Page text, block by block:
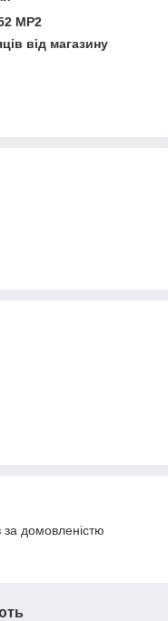
MP2
від магазину
домовленістю